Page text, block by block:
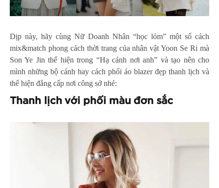
Dịp này, hãy cùng Nữ Doanh Nhân “học lỏm” một số cách
mix&match phong cách thời trang của nhân vật Yoon Se Ri mà
Son Ye Jin thể hiện trong “Hạ cánh nơi anh” và tạo nên cho
mình những bộ cánh hay cách phối áo blazer đẹp thanh lịch và
thể hiện đẳng cấp nơi công sở nhé:
Thanh lịch với phối màu đơn sắc